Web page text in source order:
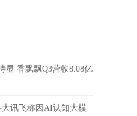
显 香飘飘Q3营收8.08亿
讯飞称因AI认知大模